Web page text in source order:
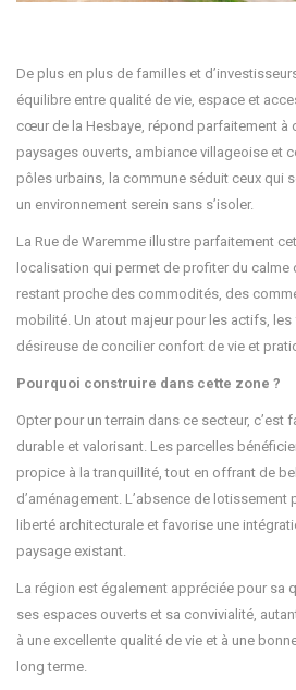
De plus en plus de familles et
équilibre entre qualité de vie, espace et
cœur de la Hesbaye, répond parfaitement à
paysages ouverts, ambiance villageoise et
pôles urbains, la commune séduit ceux qui
un environnement serein sans s’isoler.
La Rue de Waremme illustre parfaitement
localisation qui permet de profiter du calme
restant proche des commodités, des
mobilité. Un atout majeur pour les actifs,
désireuse de concilier confort de vie et
Pourquoi construire dans cette zone ?
Opter pour un terrain dans ce secteur, c’est
durable et valorisant. Les parcelles
propice à la tranquillité, tout en offrant de
d’aménagement. L’absence de lotissement
liberté architecturale et favorise une
paysage existant.
La région est également appréciée pour sa
ses espaces ouverts et sa convivialité,
à une excellente qualité de vie et à une
long terme.